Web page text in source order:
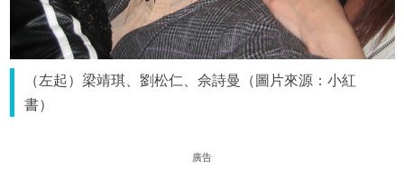
（左起）梁靖琪、劉松仁、佘詩曼（圖片來源：小紅
書）
廣告